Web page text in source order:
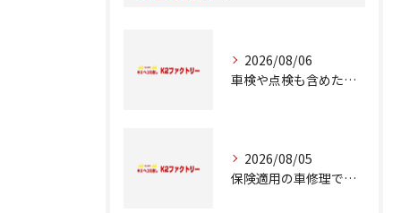
2026/08/06
車検や点検も含めた車修理の重要ポイント解説
2026/08/05
保険適用の車修理で知っておくべきポイント